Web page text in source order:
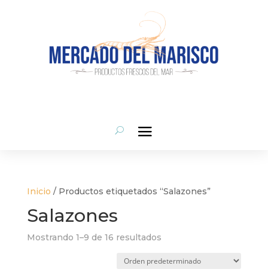
Inicio / Productos etiquetados “Salazones”
Salazones
Mostrando 1–9 de 16 resultados